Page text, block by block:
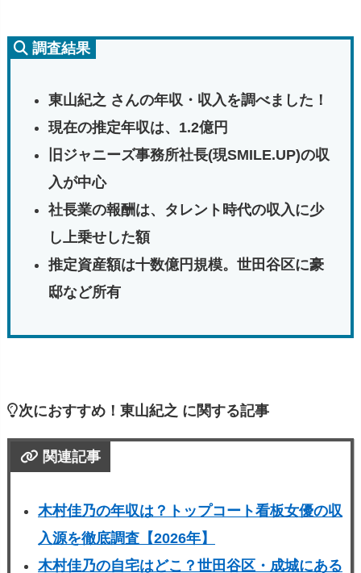
調査結果
東山紀之 さんの年収・収入を調べました！
現在の推定年収は、1.2億円
旧ジャニーズ事務所社長(現SMILE.UP)の収
入が中心
社長業の報酬は、タレント時代の収入に少
し上乗せした額
推定資産額は十数億円規模。世田谷区に豪
邸など所有
次におすすめ！東山紀之 に関する記事
関連記事
木村佳乃の年収は？トップコート看板女優の収
入源を徹底調査【2026年】
木村佳乃の自宅はどこ？世田谷区・成城にある